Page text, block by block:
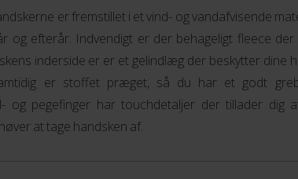
er fremstillet i et vind- og vandafvisende
og efterår. Indvendigt er der behageligt fleece
inderside er er et gelindlæg der beskytter dine
er stoffet præget, så du har et godt
og pegefinger har touchdetaljer der tillader dig
at tage handsken af.